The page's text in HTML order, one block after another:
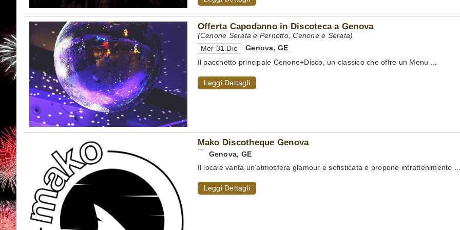
Offerta Capodanno in Discoteca a Genova
(Cenone Serata e Pernotto, Cenone e Serata)
Mer 31 Dic
Genova, GE
Il pacchetto principale Cenone+Disco, un classico che offre un Menu ...
Leggi Dettagli
Mako Discotheque Genova
Genova, GE
Il locale vanta un’atmosfera glamour e sofisticata e propone intrattenimento
Leggi Dettagli